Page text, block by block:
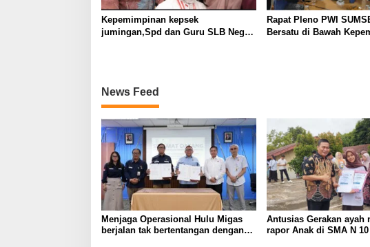
Kepemimpinan kepsek
jumingan,Spd dan Guru SLB Negeri
Rapat Pleno PWI
Bersatu di Bawah
News Feed
Menjaga Operasional Hulu Migas
berjalan tak bertentangan dengan
Antusias Gerakan ayah
rapor Anak di SMA N